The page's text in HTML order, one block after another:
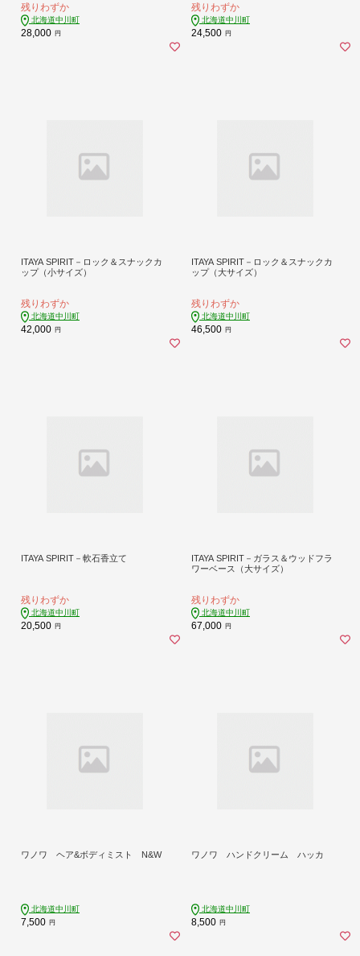
残りわずか
北海道中川町
28,000 円
残りわずか
北海道中川町
24,500 円
ITAYA SPIRIT－ロック＆スナックカ
ップ（小サイズ）
残りわずか
北海道中川町
42,000 円
ITAYA SPIRIT－ロック＆スナックカ
ップ（大サイズ）
残りわずか
北海道中川町
46,500 円
ITAYA SPIRIT－軟石香立て
残りわずか
北海道中川町
20,500 円
ITAYA SPIRIT－ガラス＆ウッドフラ
ワーベース（大サイズ）
残りわずか
北海道中川町
67,000 円
ワノワ ヘア&ボディミスト N&W
北海道中川町
7,500 円
ワノワ ハンドクリーム ハッカ
北海道中川町
8,500 円